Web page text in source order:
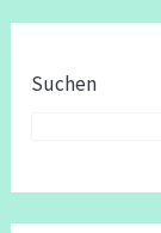
Suchen